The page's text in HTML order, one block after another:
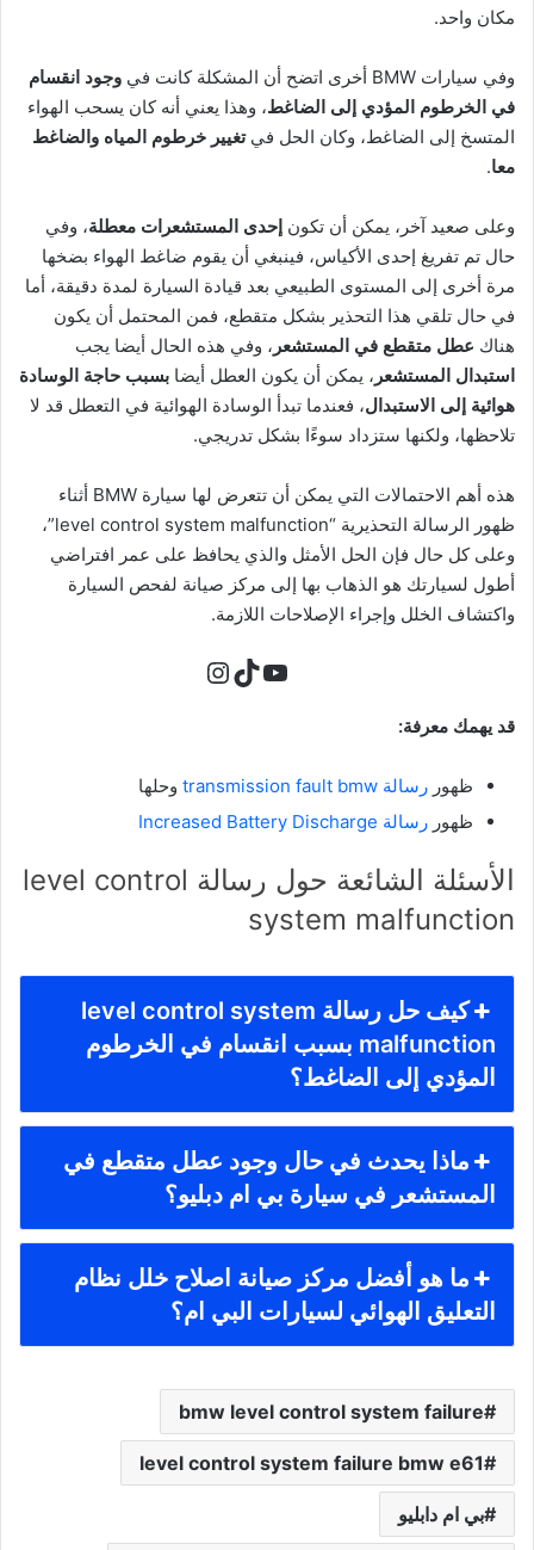
مكان واحد.
وفي سيارات BMW أخرى اتضح أن المشكلة كانت في
وجود انقسام
في الخرطوم المؤدي إلى الضاغط، وهذا يعني أنه كان يسحب الهواء
المتسخ إلى الضاغط، وكان الحل فيتغيير خرطوم المياه والضاغط
معا.
وعلى صعيد آخر، يمكن أن تكون إحدى المستشعرات معطلة، وفي
حال تم تفريغ إحدى الأكياس، فينبغي أن يقوم ضاغط الهواء بضخها
مرة أخرى إلى المستوى الطبيعي بعد قيادة السيارة لمدة دقيقة، أما
في حال تلقي هذا التحذير بشكل متقطع، فمن المحتمل أن يكون
هناك عطل متقطع في المستشعر ، وفي هذه الحال أيضا يجب
استبدال المستشعر ، يمكن أن يكون العطل أيضا بسبب حاجة الوسادة
هوائية إلى الاستبدال، فعندما تبدأ الوسادة الهوائية في التعطل قد لا
تلاحظها، ولكنها ستزداد سوءًا بشكل تدريجي.
هذه أهم الاحتمالات التي يمكن أن تتعرض لها سيارة BMW أثناء
ظهور الرسالة التحذيرية “level control system malfunction”،
وعلى كل حال فإن الحل الأمثل والذي يحافظ على عمر افتراضي
أطول لسيارتك هو الذهاب بها إلى مركز صيانة لفحص السيارة
واكتشاف الخلل وإجراء الإصلاحات اللازمة.
يوتيوب
تيك توكإنستجرام
قد يهمك معرفة:
ظهور رسالة transmission fault bmw
وحلها
ظهور رسالة Increased Battery Discharge
الأسئلة الشائعة حول رسالة level control
system malfunction
كيف حل رسالة level control system
malfunction بسبب انقسام في الخرطوم
المؤدي إلى الضاغط؟
ماذا يحدث في حال وجود عطل متقطع في
المستشعر في سيارة بي ام دبليو؟
ما هو أفضل مركز صيانة اصلاح خلل نظام
التعليق الهوائي لسيارات البي ام؟
bmw level control system failure
level control system failure bmw e61
بي ام دابليو